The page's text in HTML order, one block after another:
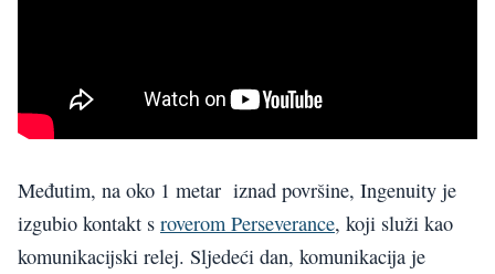
Međutim, na oko 1 metar iznad površine, Ingenuity je
izgubio kontakt s roverom Perseverance, koji služi kao
komunikacijski relej. Sljedeći dan, komunikacija je